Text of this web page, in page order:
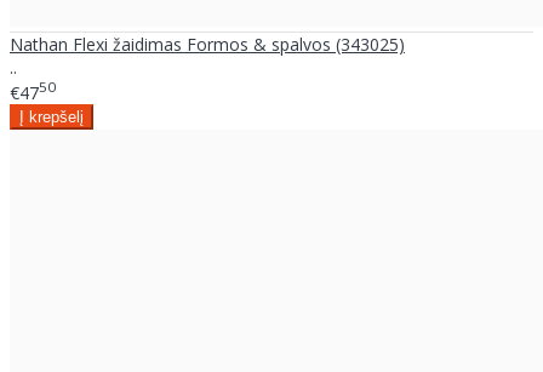
Nathan Flexi žaidimas Formos & spalvos (343025)
..
€4750